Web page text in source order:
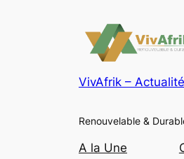
VivAfrik – Actualité
Renouvelable &
A la Une